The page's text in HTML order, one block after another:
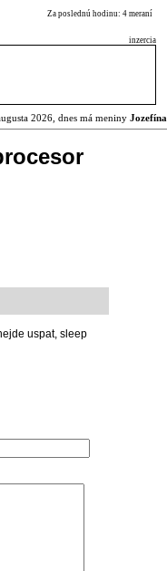
Za poslednú hodinu: 4 meraní
inzercia
2026, dnes má meniny Jozefína
uspat, sleep